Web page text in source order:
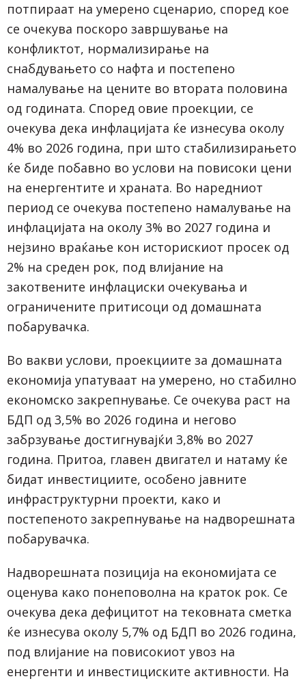
потпираат на умерено сценарио, според кое
се очекува поскоро завршување на
конфликтот, нормализирање на
снабдувањето со нафта и постепено
намалување на цените во втората половина
од годината. Според овие проекции, се
очекува дека инфлацијата ќе изнесува околу
4% во 2026 година, при што стабилизирањето
ќе биде побавно во услови на повисоки цени
на енергентите и храната. Во наредниот
период се очекува постепено намалување на
инфлацијата на околу 3% во 2027 година и
нејзино враќање кон историскиот просек од
2% на среден рок, под влијание на
закотвените инфлациски очекувања и
ограничените притисоци од домашната
побарувачка.
Во вакви услови, проекциите за домашната
економија упатуваат на умерено, но стабилно
економско закрепнување. Се очекува раст на
БДП од 3,5% во 2026 година и негово
забрзување достигнувајќи 3,8% во 2027
година. Притоа, главен двигател и натаму ќе
бидат инвестициите, особено јавните
инфраструктурни проекти, како и
постепеното закрепнување на надворешната
побарувачка.
Надворешната позиција на економијата се
оценува како понеповолна на краток рок. Се
очекува дека дефицитот на тековната сметка
ќе изнесува околу 5,7% од БДП во 2026 година,
под влијание на повисокиот увоз на
енергенти и инвестициските активности. На